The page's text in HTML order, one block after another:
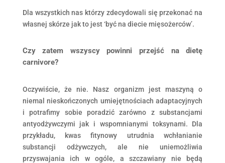
Dla wszystkich nas którzy zdecydowali się przekonać na
własnej skórze jak to jest ‘być na diecie mięsożerców’.
Czy zatem wszyscy powinni przejść na dietę
carnivore?
Oczywiście, że nie. Nasz organizm jest maszyną o
niemal nieskończonych umiejętnościach adaptacyjnych
i potrafimy sobie poradzić zarówno z substancjami
antyodżywczymi jak i wspomnianymi toksynami. Dla
przykładu, kwas fitynowy utrudnia wchłanianie
substancji odżywczych, ale nie uniemożliwia
przyswajania ich w ogóle, a szczawiany nie będą